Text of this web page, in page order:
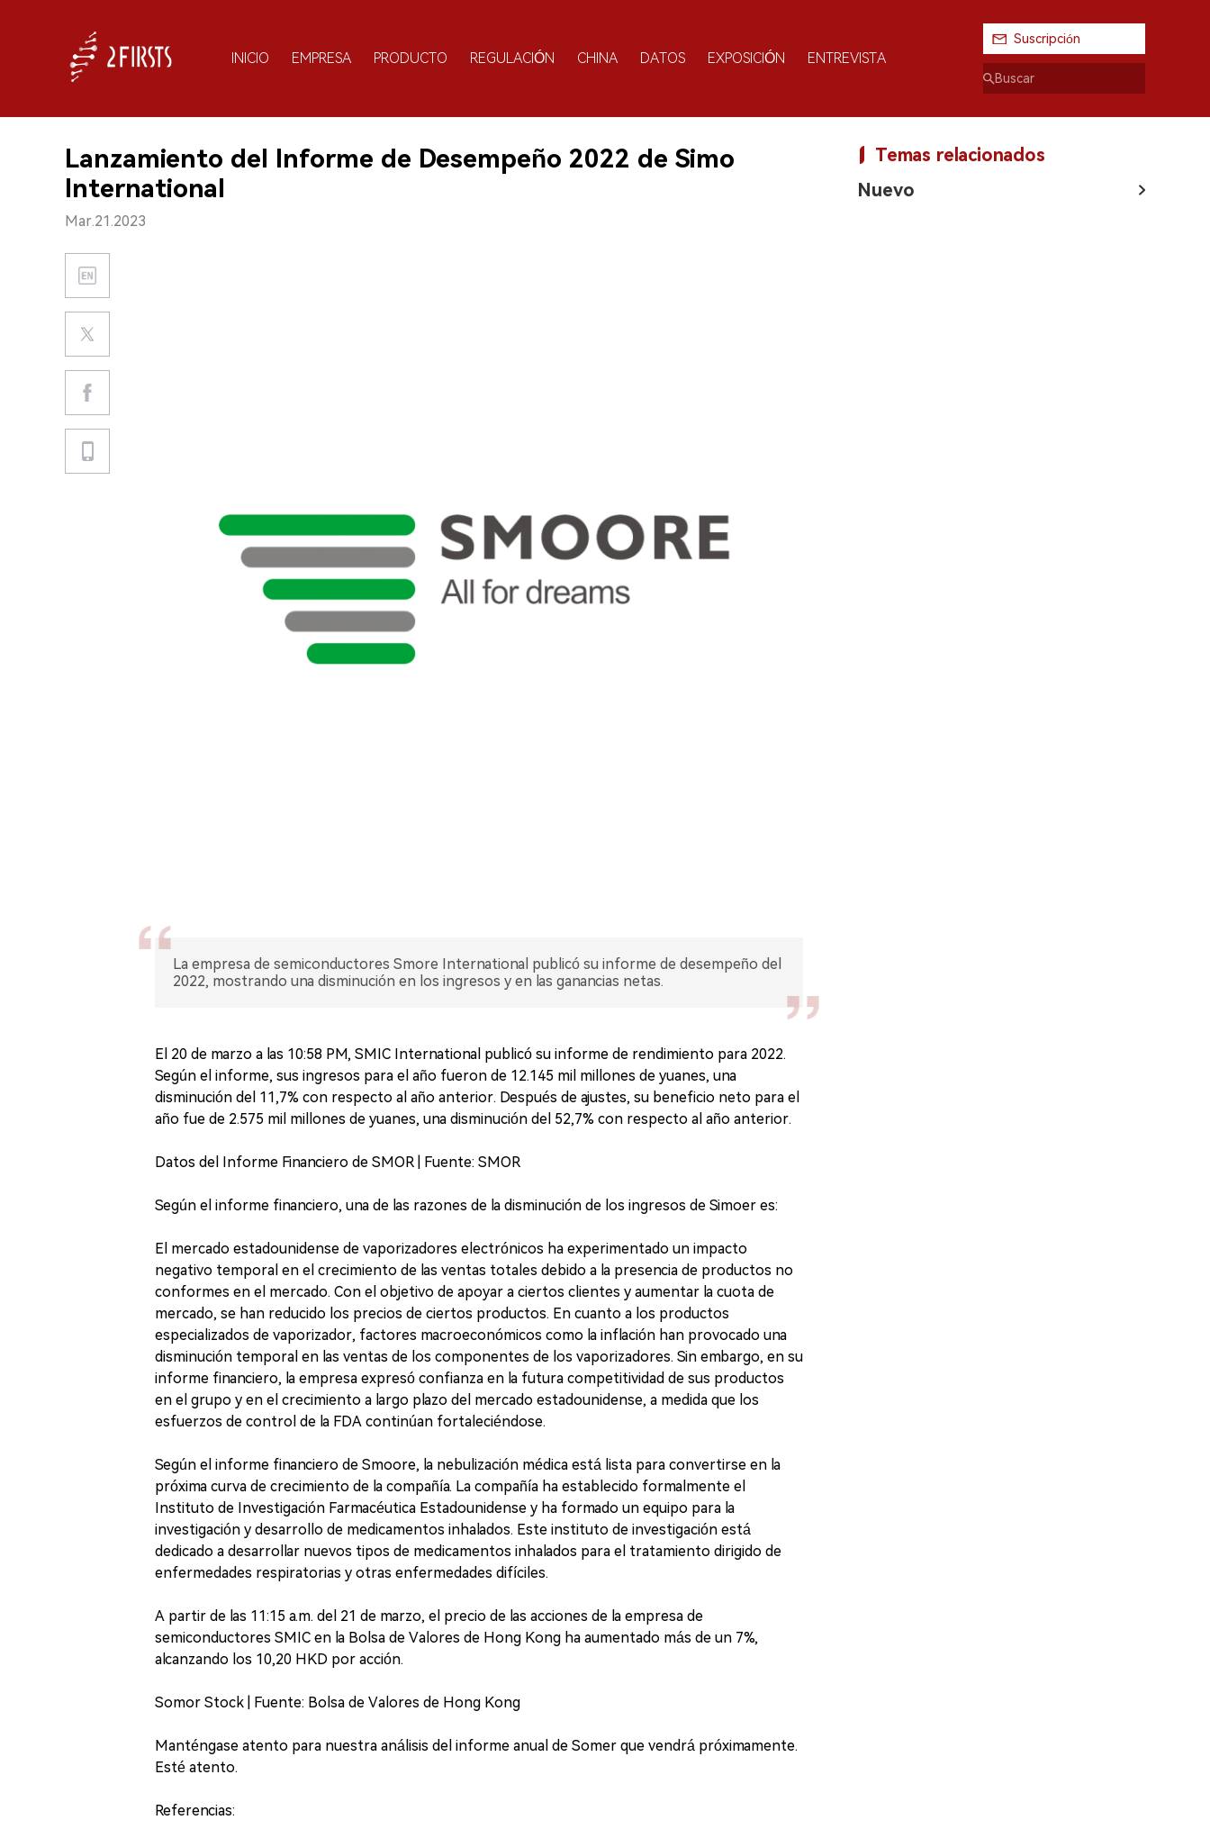
INICIO EMPRESA PRODUCTO REGULACIÓN CHINA DATOS EXPOSICIÓN ENTREVISTA
Suscripción
Lanzamiento del Informe de Desempeño 2022 de Simo
International
Mar.21.2023
La empresa de semiconductores Smore International publicó su informe de desempeño del
2022, mostrando una disminución en los ingresos y en las ganancias netas.
El 20 de marzo a las 10:58 PM, SMIC International publicó su informe de rendimiento para 2022.
Según el informe, sus ingresos para el año fueron de 12.145 mil millones de yuanes, una
disminución del 11,7% con respecto al año anterior. Después de ajustes, su beneficio neto para el
año fue de 2.575 mil millones de yuanes, una disminución del 52,7% con respecto al año anterior.
Datos del Informe Financiero de SMOR | Fuente: SMOR
Según el informe financiero, una de las razones de la disminución de los ingresos de Simoer es:
El mercado estadounidense de vaporizadores electrónicos ha experimentado un impacto
negativo temporal en el crecimiento de las ventas totales debido a la presencia de productos no
conformes en el mercado. Con el objetivo de apoyar a ciertos clientes y aumentar la cuota de
mercado, se han reducido los precios de ciertos productos. En cuanto a los productos
especializados de vaporizador, factores macroeconómicos como la inflación han provocado una
disminución temporal en las ventas de los componentes de los vaporizadores. Sin embargo, en su
informe financiero, la empresa expresó confianza en la futura competitividad de sus productos
en el grupo y en el crecimiento a largo plazo del mercado estadounidense, a medida que los
esfuerzos de control de la FDA continúan fortaleciéndose.
Según el informe financiero de Smoore, la nebulización médica está lista para convertirse en la
próxima curva de crecimiento de la compañía. La compañía ha establecido formalmente el
Instituto de Investigación Farmacéutica Estadounidense y ha formado un equipo para la
investigación y desarrollo de medicamentos inhalados. Este instituto de investigación está
dedicado a desarrollar nuevos tipos de medicamentos inhalados para el tratamiento dirigido de
enfermedades respiratorias y otras enfermedades difíciles.
A partir de las 11:15 a.m. del 21 de marzo, el precio de las acciones de la empresa de
semiconductores SMIC en la Bolsa de Valores de Hong Kong ha aumentado más de un 7%,
alcanzando los 10,20 HKD por acción.
Somor Stock | Fuente: Bolsa de Valores de Hong Kong
Manténgase atento para nuestra análisis del informe anual de Somer que vendrá próximamente.
Esté atento.
Referencias:
Temas relacionados
Nuevo